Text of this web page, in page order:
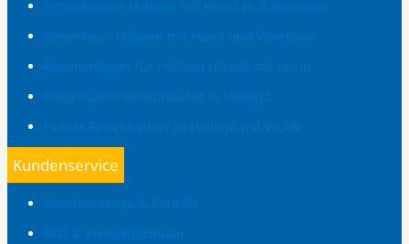
Ferienhäuser Holland mit Hund ab 8 Personen
Ferienhaus Holland mit Hund und Whirlpool
Ferienanlagen für Holland Urlaub mit Hund
Eingezäunte Ferienhäuser in Holland
Hunde-Ferienhäuser in Holland mit WLAN
Kundenservice
Kundenservice & Kontakt
FAQ & Kontaktformular